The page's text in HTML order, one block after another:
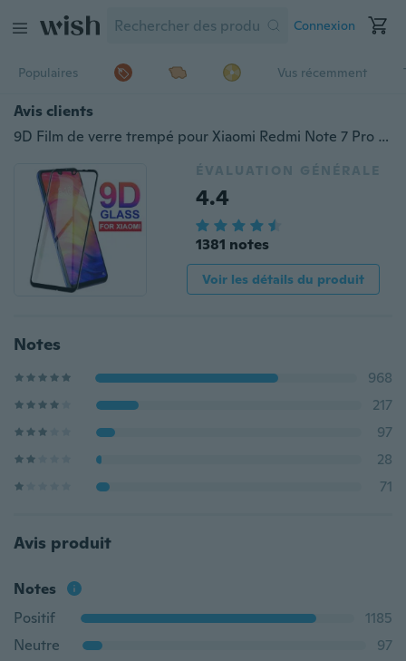
Connexion
Populaires Vus récemment
Avis clients
9D Film de verre trempé pour Xiaomi Redmi Note 7 Pro Note 6 Pro Note 6 Pro 6A S2 GO GO 9H Protecteur d'écran pleine couverture pour Xiaomi Mi 9 8 Lite A2 Lite Pocophone F1
ÉVALUATION GÉNÉRALE
4.4
1381 notes
Voir les détails du produit
Notes
968
217
97
28
71
Avis produit
Notes
Positif
1185
Neutre
97